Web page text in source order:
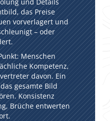
das Preise
vorverlagert und
– oder
Menschen
Kompetenz,
davon. Ein
gesamte Bild
Konsistenz
Brüche entwerten